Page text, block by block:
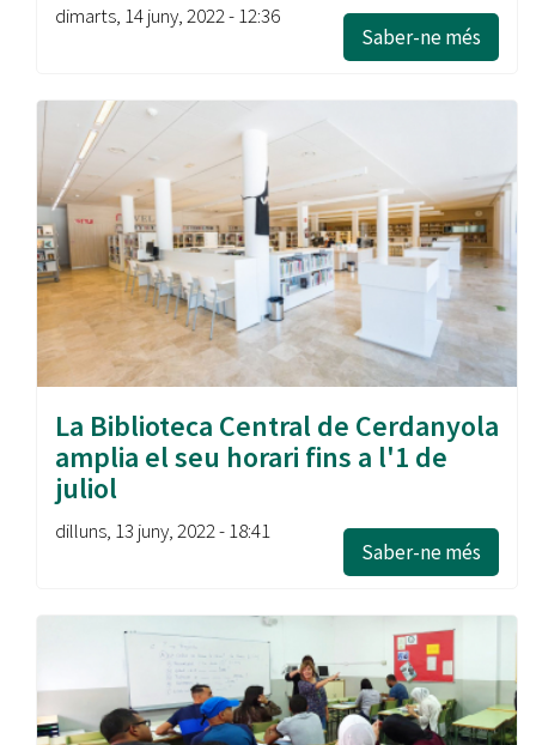
dimarts, 14 juny, 2022 - 12:36
Saber-ne més
La Biblioteca Central de Cerdanyola
amplia el seu horari fins a l'1 de
juliol
dilluns, 13 juny, 2022 - 18:41
Saber-ne més